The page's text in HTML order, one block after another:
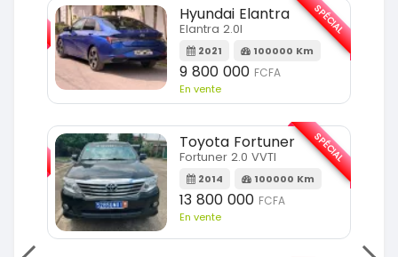
Hyundai Elantra
Elantra 2.0l
2021 100000 Km
9 800 000 FCFA
En vente
SPÉCIAL
Toyota Fortuner
Fortuner 2.0 VVTI
2014 100000 Km
13 800 000 FCFA
En vente
SPÉCIAL